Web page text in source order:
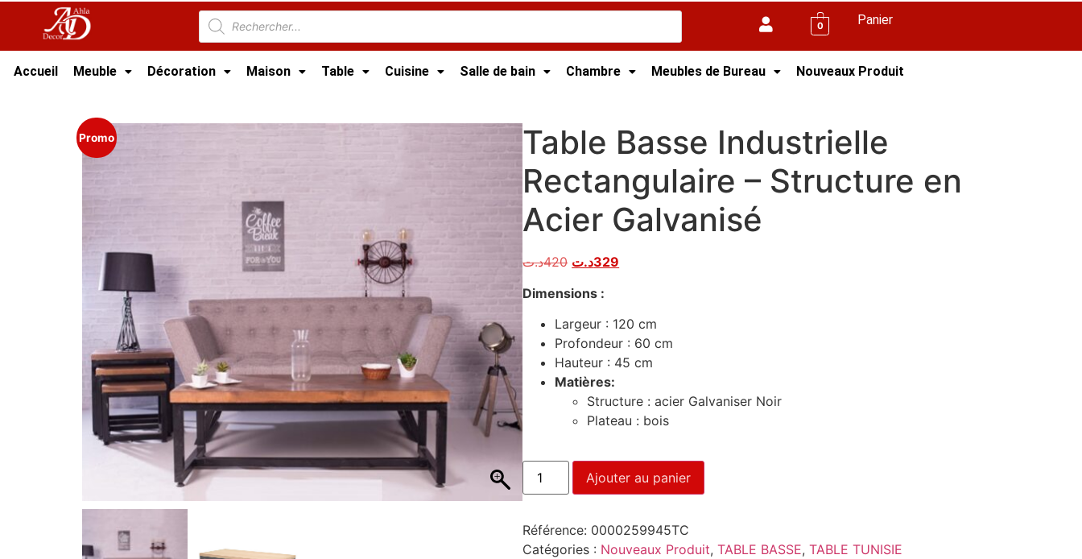
0 Panier
Accueil Meuble Décoration Maison Table Cuisine Salle de bain Chambre Meubles de Bureau Nouveaux Produit
Promo
Table Basse Industrielle
Rectangulaire – Structure en
Acier Galvanisé
420د.ت 329د.ت
Dimensions :
Largeur : 120 cm
Profondeur : 60 cm
Hauteur : 45 cm
Matières:
Structure : acier Galvaniser Noir
Plateau : bois
Ajouter au panier
Référence: 0000259945TC
Catégories : Nouveaux Produit,TABLE BASSE,TABLE TUNISIE